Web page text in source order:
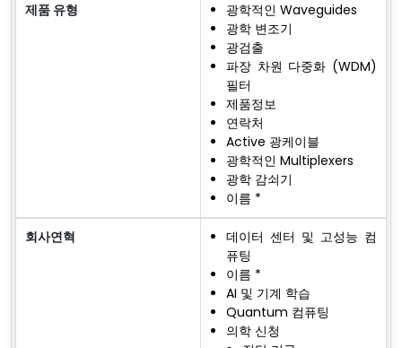
제품 유형
광학적인 Waveguides
광학 변조기
광검출
파장 차원 다중화 (WDM)
필터
제품정보
연락처
Active 광케이블
광학적인 Multiplexers
광학 감쇠기
이름 *
회사연혁
데이터 센터 및 고성능 컴
퓨팅
이름 *
AI 및 기계 학습
Quantum 컴퓨팅
의학 신청